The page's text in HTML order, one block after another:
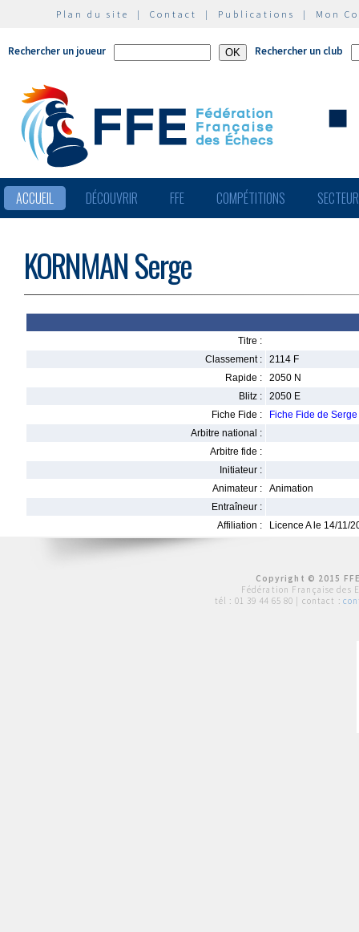
Plan du site | Contact | Publications | Mon
Rechercher un joueur Rechercher un club
ACCUEIL DÉCOUVRIR FFE COMPÉTITIONS
KORNMAN Serge
Titre :
Classement :
2114 F
Rapide :
2050 N
Blitz :
2050 E
Fiche Fide :
Fiche Fide de
Arbitre national :
Arbitre fide :
Initiateur :
Animateur :
Animation
Entraîneur :
Affiliation :
Licence A le 14/11/
Copyright © 2015
Fédération Française des
tél : 01 39 44 65 80 | contact :